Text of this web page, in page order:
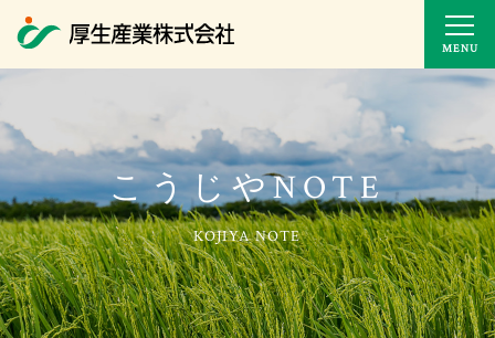
MENU
こうじやNOTE